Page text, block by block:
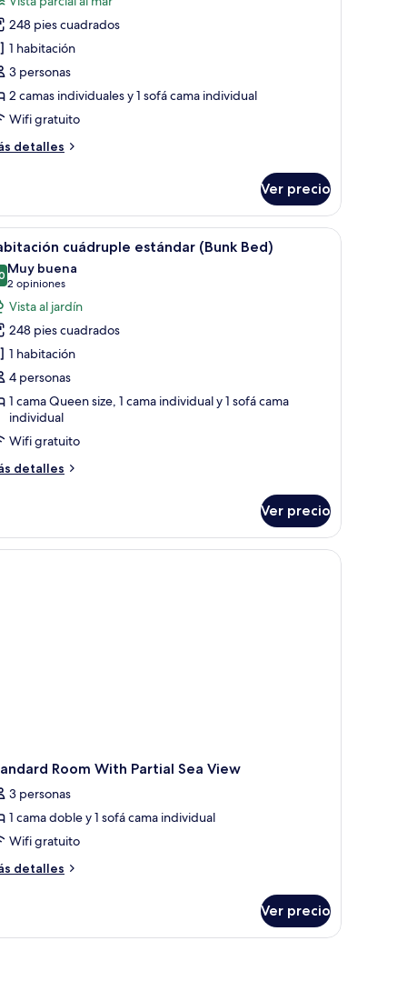
248 pies cuadrados
1 habitación
3 personas
2 camas individuales y 1 sofá cama individual
Wifi gratuito
detalles
Ver precio
Habitación de hotel con dos camas, un
2 cuádruple estándar (Bunk Bed)
de 10
Muy buena
2 opiniones
(2
opiniones)
Vista al jardín
248 pies cuadrados
1 habitación
4 personas
1 cama Queen size, 1 cama individual y 1 sofá cama
individual
Wifi gratuito
detalles
Ver precio
Room With Partial Sea View
3 personas
1 cama doble y 1 sofá cama individual
Wifi gratuito
detalles
Ver precio